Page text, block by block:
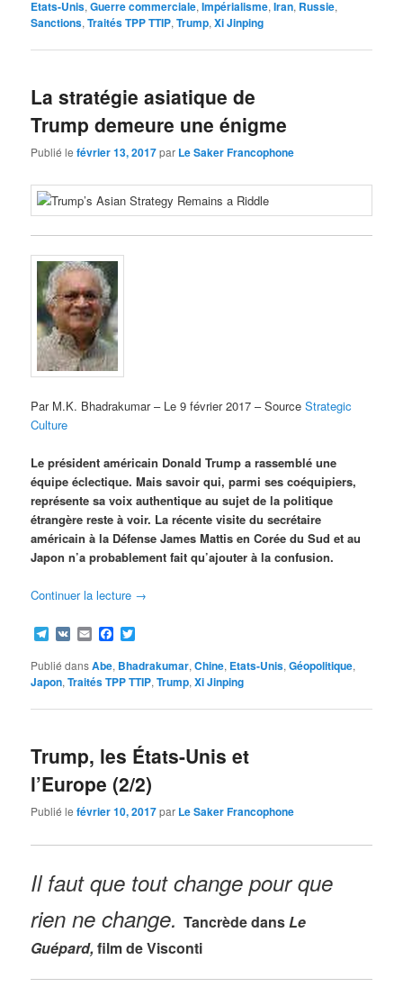
Etats-Unis,Guerre commerciale,Impérialisme,Iran, Russie,
Sanctions,Traités TPP TTIP,Trump,Xi Jinping
La stratégie asiatique de
Trump demeure une énigme
Publié lefévrier 13, 2017par Le Saker Francophone
Par M.K. Bhadrakumar – Le 9 février 2017 – SourceStrategic
Culture
Le président américain Donald Trump a rassemblé une
équipe éclectique. Mais savoir qui, parmi ses coéquipiers,
représente sa voix authentique au sujet de la politique
étrangère reste à voir. La récente visite du secrétaire
américain à la Défense James Mattis en Corée du Sud et au
Japon n’a probablement fait qu’ajouter à la confusion.
Continuer la lecture →
Telegram
VK EmailFacebook
Publié dansAbe, Bhadrakumar,Chine, Etats-Unis,Géopolitique,
Japon,Traités TPP TTIP,Trump,Xi Jinping
Trump, les États-Unis et
l’Europe (2/2)
Publié lefévrier 10, 2017par Le Saker Francophone
Il faut que tout change pour que
rien ne change.Tancrède dansLe
Guépard,film de Visconti